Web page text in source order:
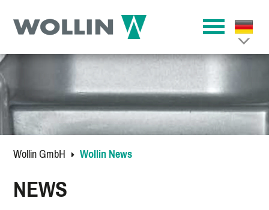
Wollin GmbH Wollin News
NEWS